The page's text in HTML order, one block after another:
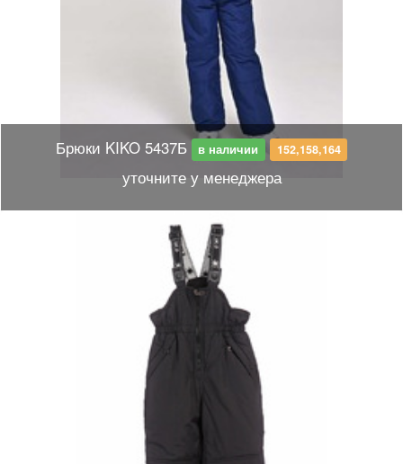
Брюки KIKO 5437Б в наличии 152,158,164
уточните у менеджера